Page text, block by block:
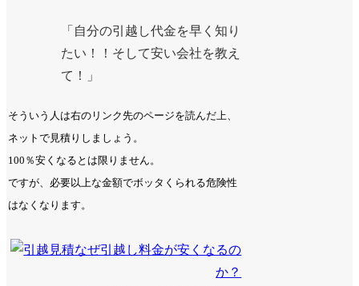
「自分の引越し代金を早く知り
たい！！そして安い会社を教え
て！」
そういう人は右のリンク先のページを読んだ上、
ネットで見積りしましょう。
100％安くなるとは限りません。
ですが、必要以上な金額でボッタくられる危険性
はなくなります。
なぜ引越し料金が安くなるの
か？